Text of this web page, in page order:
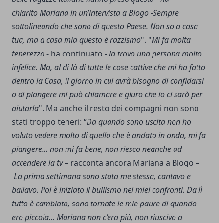
chiarito Mariana in un’intervista a Blogo -Sempre
sottolineando che sono di questo Paese. Non so a casa
tua, ma a casa mia questo è razzismo". "Mi fa molta
tenerezza- ha continuato -la trovo una persona molto
infelice. Ma, al di là di tutte le cose cattive che mi ha fatto
dentro la Casa, il giorno in cui avrà bisogno di confidarsi
o di piangere mi può chiamare e giuro che io ci sarò per
aiutarla". Ma anche il resto dei compagni non sono
stati troppo teneri: “Da quando sono uscita non ho
voluto vedere molto di quello che è andato in onda, mi fa
piangere… non mi fa bene, non riesco neanche ad
accendere la tv– racconta ancora Mariana a Blogo –
La prima settimana sono stata me stessa, cantavo e
ballavo. Poi è iniziato il bullismo nei miei confronti. Da lì
tutto è cambiato, sono tornate le mie paure di quando
ero piccola… Mariana non c’era più, non riuscivo a